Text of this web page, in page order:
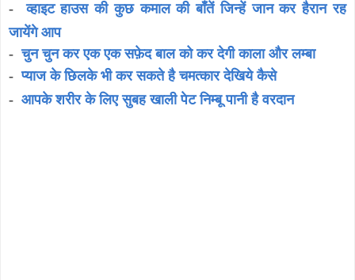
-व्हाइट हाउस की कुछ कमाल की बाँतें जिन्हें जान कर हैरान रह
जायेंगे आप
-चुन चुन कर एक एक सफ़ेद बाल को कर देगी काला और लम्बा
-प्याज के छिलके भी कर सकते है चमत्कार देखिये कैसे
- आपके शरीर के लिए सुबह खाली पेट निम्बू पानी है वरदान